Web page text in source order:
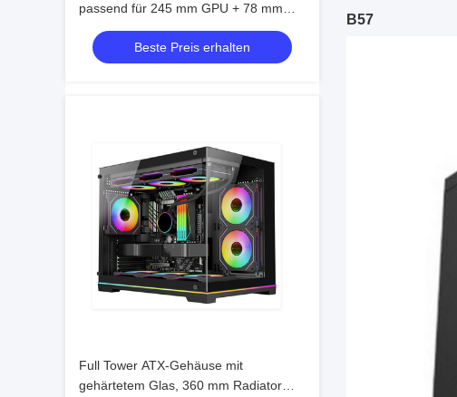
passend für 245 mm GPU + 78 mm
Kühler, 4-Lüfter-Unterstützung
Beste Preis erhalten
Full Tower ATX-Gehäuse mit
gehärtetem Glas, 360 mm Radiator
B57